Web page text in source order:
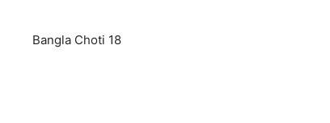
Bangla Choti 18